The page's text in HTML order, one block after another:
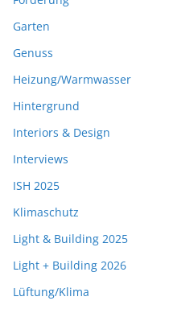
Garten
Genuss
Heizung/Warmwasser
Hintergrund
Interiors & Design
Interviews
ISH 2025
Klimaschutz
Light & Building 2025
Light + Building 2026
Lüftung/Klima